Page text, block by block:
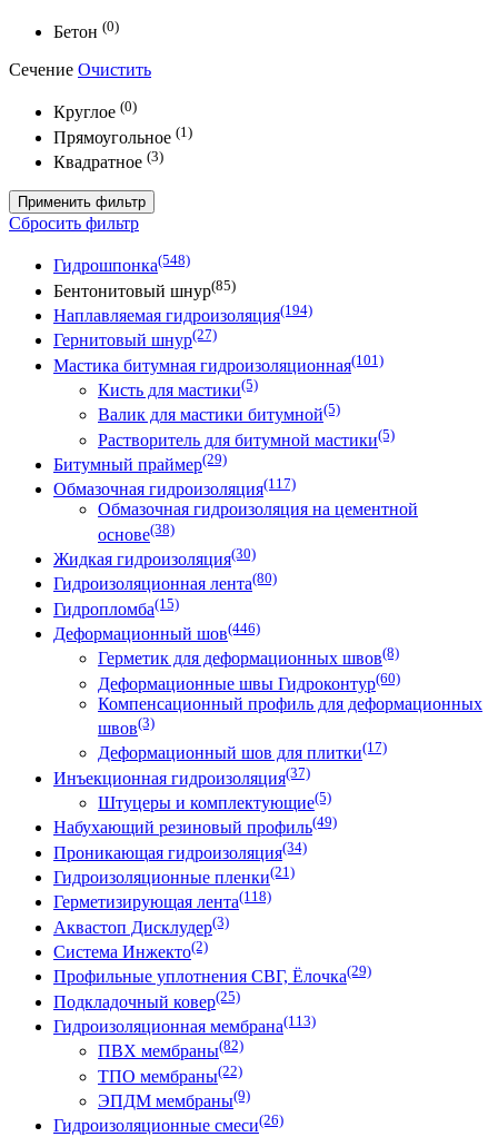
Бетон (0)
Сечение Очистить
Круглое (0)
Прямоугольное (1)
Квадратное (3)
Применить фильтр
Сбросить фильтр
Гидрошпонка(548)
Бентонитовый шнур(85)
Наплавляемая гидроизоляция(194)
Гернитовый шнур(27)
Мастика битумная гидроизоляционная(101)
Кисть для мастики(5)
Валик для мастики битумной(5)
Растворитель для битумной мастики(5)
Битумный праймер(29)
Обмазочная гидроизоляция(117)
Обмазочная гидроизоляция на цементной
основе(38)
Жидкая гидроизоляция(30)
Гидроизоляционная лента(80)
Гидропломба(15)
Деформационный шов(446)
Герметик для деформационных швов(8)
Деформационные швы Гидроконтур(60)
Компенсационный профиль для деформационных
швов(3)
Деформационный шов для плитки(17)
Инъекционная гидроизоляция(37)
Штуцеры и комплектующие(5)
Набухающий резиновый профиль(49)
Проникающая гидроизоляция(34)
Гидроизоляционные пленки(21)
Герметизирующая лента(118)
Аквастоп Дисклудер(3)
Система Инжекто(2)
Профильные уплотнения СВГ, Ёлочка(29)
Подкладочный ковер(25)
Гидроизоляционная мембрана(113)
ПВХ мембраны(82)
ТПО мембраны(22)
ЭПДМ мембраны(9)
Гидроизоляционные смеси(26)